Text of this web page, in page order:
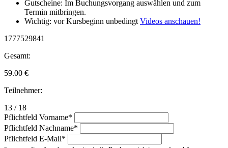
Gutscheine: Im Buchungsvorgang auswählen und zum
Termin mitbringen.
Wichtig: vor Kursbeginn unbedingtVideos anschauen!
1777529841
Gesamt:
59.00 €
Teilnehmer:
13 / 18
Pflichtfeld Vorname*
Pflichtfeld Nachname*
Pflichtfeld E-Mail*